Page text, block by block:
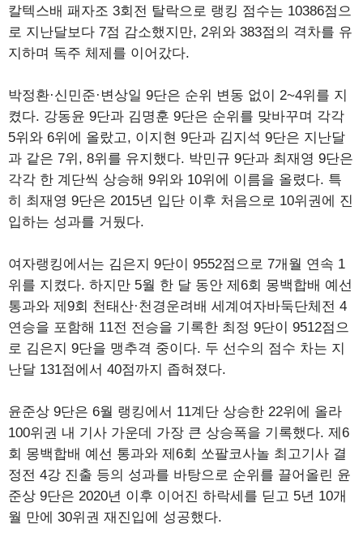
칼텍스배 패자조 3회전 탈락으로 랭킹 점수는 10386점으
로 지난달보다 7점 감소했지만, 2위와 383점의 격차를 유
지하며 독주 체제를 이어갔다.
박정환·신민준·변상일 9단은 순위 변동 없이 2~4위를 지
켰다. 강동윤 9단과 김명훈 9단은 순위를 맞바꾸며 각각
5위와 6위에 올랐고, 이지현 9단과 김지석 9단은 지난달
과 같은 7위, 8위를 유지했다. 박민규 9단과 최재영 9단은
각각 한 계단씩 상승해 9위와 10위에 이름을 올렸다. 특
히 최재영 9단은 2015년 입단 이후 처음으로 10위권에 진
입하는 성과를 거뒀다.
여자랭킹에서는 김은지 9단이 9552점으로 7개월 연속 1
위를 지켰다. 하지만 5월 한 달 동안 제6회 몽백합배 예선
통과와 제9회 천태산·천경운려배 세계여자바둑단체전 4
연승을 포함해 11전 전승을 기록한 최정 9단이 9512점으
로 김은지 9단을 맹추격 중이다. 두 선수의 점수 차는 지
난달 131점에서 40점까지 좁혀졌다.
윤준상 9단은 6월 랭킹에서 11계단 상승한 22위에 올라
100위권 내 기사 가운데 가장 큰 상승폭을 기록했다. 제6
회 몽백합배 예선 통과와 제6회 쏘팔코사놀 최고기사 결
정전 4강 진출 등의 성과를 바탕으로 순위를 끌어올린 윤
준상 9단은 2020년 이후 이어진 하락세를 딛고 5년 10개
월 만에 30위권 재진입에 성공했다.